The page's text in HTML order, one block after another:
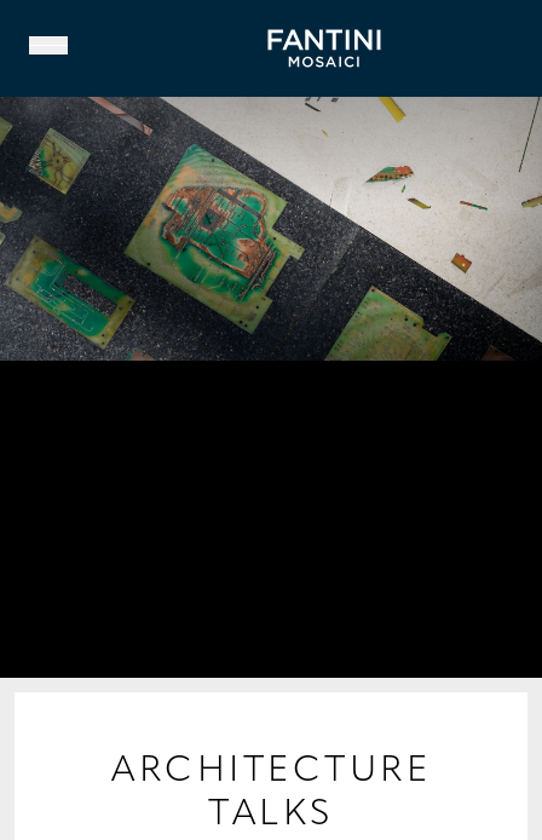
CHI SIAMO
PATRIMONIO STORICO
COLLEZIONI
CONTATTI
ARCHITECTURE
TALKS